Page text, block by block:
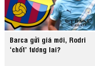
Barca gửi giá mới, Rodri
‘chốt’ tương lai?